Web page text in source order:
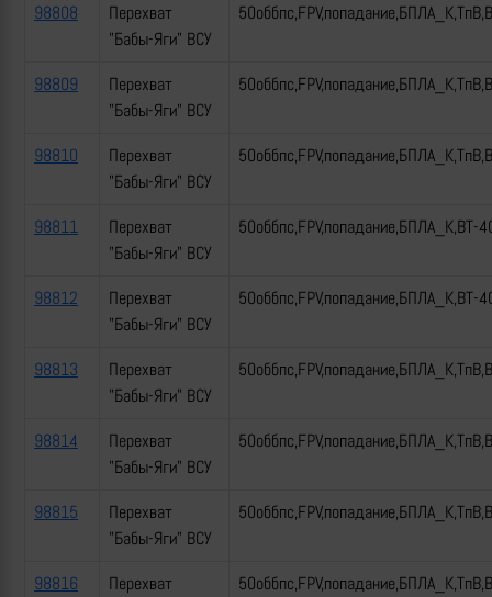
98808
Перехват
"Бабы-Яги" ВСУ
98809
Перехват
"Бабы-Яги" ВСУ
98810
Перехват
"Бабы-Яги" ВСУ
98811
Перехват
"Бабы-Яги" ВСУ
50оббпс,FPV,попадание,БПЛА_К,ВТ-
98812
Перехват
"Бабы-Яги" ВСУ
50оббпс,FPV,попадание,БПЛА_К,ВТ-
98813
Перехват
"Бабы-Яги" ВСУ
98814
Перехват
"Бабы-Яги" ВСУ
98815
Перехват
"Бабы-Яги" ВСУ
98816
Перехват